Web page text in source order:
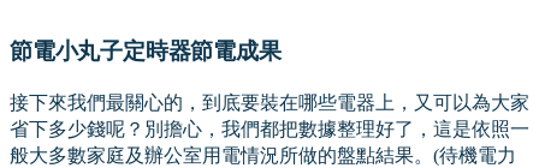
節電小丸子定時器節電成果
接下來我們最關心的，到底要裝在哪些電器上，又可以為大家
省下多少錢呢？別擔心，我們都把數據整理好了，這是依照一
般大多數家庭及辦公室用電情況所做的盤點結果。(待機電力